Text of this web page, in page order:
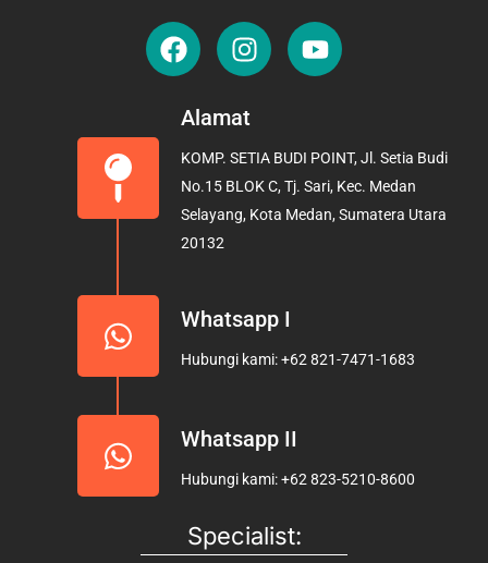
F
a
e
o
o
k
I
n
t
g
r
a
Y
o
b
e
Alamat
KOMP. SETIA BUDI POINT, Jl. Setia Budi
No.15 BLOK C, Tj. Sari, Kec. Medan
Selayang, Kota Medan, Sumatera Utara
20132
Whatsapp I
Hubungi kami: +62 821-7471-1683
Whatsapp II
Hubungi kami: +62 823-5210-8600
Specialist: